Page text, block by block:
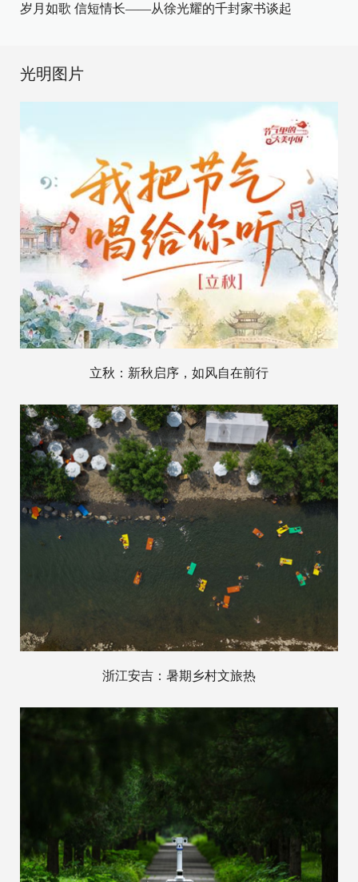
岁月如歌 信短情长——从徐光耀的千封家书谈起
光明图片
立秋：新秋启序，如风自在前行
浙江安吉：暑期乡村文旅热